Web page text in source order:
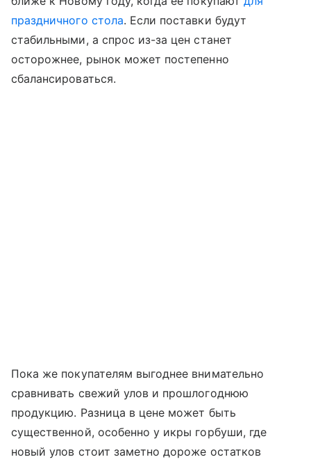
праздничного стола. Если поставки будут
стабильными, а спрос из-за цен станет
осторожнее, рынок может постепенно
сбалансироваться.
Пока же покупателям выгоднее внимательно
сравнивать свежий улов и прошлогоднюю
продукцию. Разница в цене может быть
существенной, особенно у икры горбуши, где
новый улов стоит заметно дороже остатков